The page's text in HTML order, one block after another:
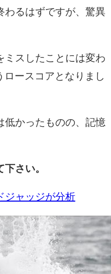
わるはずですが、驚異
ミスしたことには変わ
ースコアとなりまし
低かったものの、記憶
さい。
ジャッジが分析